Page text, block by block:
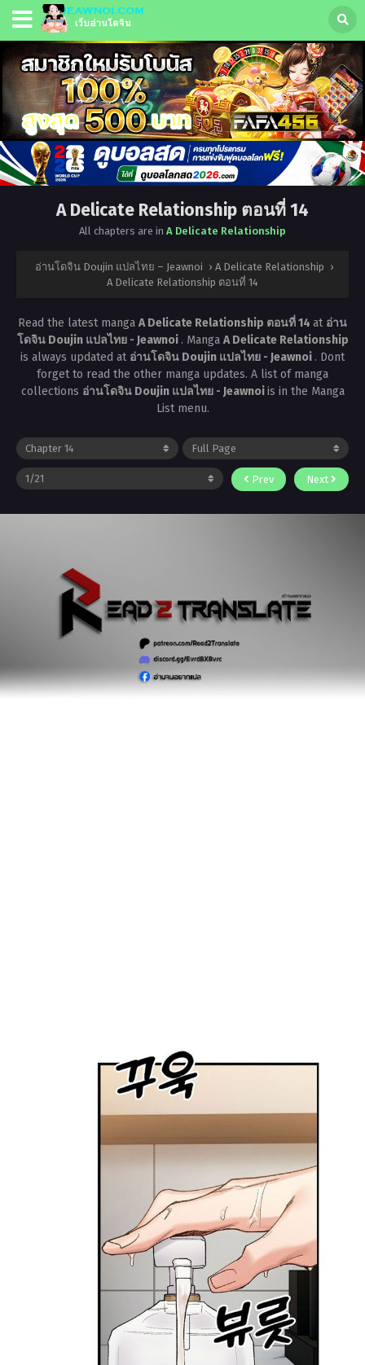
A Delicate Relationship ตอนที่ 14
All chapters are in A Delicate Relationship
อ่านโดจิน Doujin แปลไทย – Jeawnoi › A Delicate Relationship ›
A Delicate Relationship ตอนที่ 14
Read the latest manga A Delicate Relationship ตอนที่ 14 at อ่าน
โดจิน Doujin แปลไทย - Jeawnoi . Manga A Delicate Relationship
is always updated at อ่านโดจิน Doujin แปลไทย - Jeawnoi . Dont
forget to read the other manga updates. A list of manga
collections อ่านโดจิน Doujin แปลไทย - Jeawnoiis in the Manga
List menu.
Prev Next